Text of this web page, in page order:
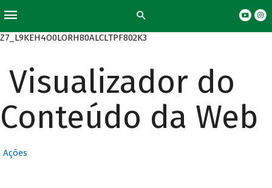
Z7_L9KEH4O0LORH80ALCLTPF802K3
Visualizador do
Conteúdo da Web
Ações